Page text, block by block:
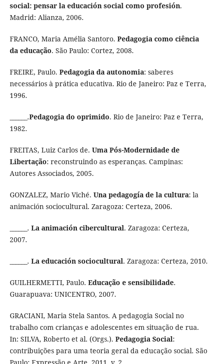
social: pensar la educación social como profesión.
Madrid: Alianza, 2006.
FRANCO, Maria Amélia Santoro. Pedagogia como ciência
da educação. São Paulo: Cortez, 2008.
FREIRE, Paulo. Pedagogia da autonomia: saberes
necessários à prática educativa. Rio de Janeiro: Paz e Terra,
1996.
______.Pedagogia do oprimido. Rio de Janeiro: Paz e Terra,
1982.
FREITAS, Luiz Carlos de. Uma Pós-Modernidade de
Libertação: reconstruindo as esperanças. Campinas:
Autores Associados, 2005.
GONZALEZ, Mario Viché. Una pedagogía de la cultura: la
animación sociocultural. Zaragoza: Certeza, 2006.
______. La animación cibercultural. Zaragoza: Certeza,
2007.
______. La educación sociocultural. Zaragoza: Certeza, 2010.
GUILHERMETTI, Paulo. Educação e sensibilidade.
Guarapuava: UNICENTRO, 2007.
GRACIANI, Maria Stela Santos. A pedagogia Social no
trabalho com crianças e adolescentes em situação de rua.
In: SILVA, Roberto et al. (Orgs.). Pedagogia Social:
contribuições para uma teoria geral da educação social. São